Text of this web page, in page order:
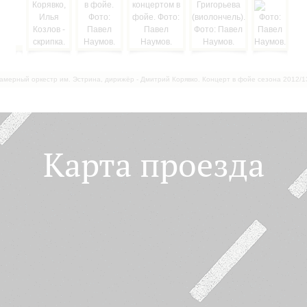
оркестр им. Эстрина, дирижёр - Дмитрий Корявко. Концерт в фойе сезона 2012/
Карта проезда